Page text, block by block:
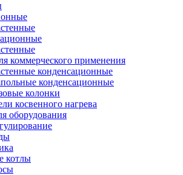
коммерческого применения
конденсационные
конденсационные
колонки
косвенного нагрева
оборудования
котлы